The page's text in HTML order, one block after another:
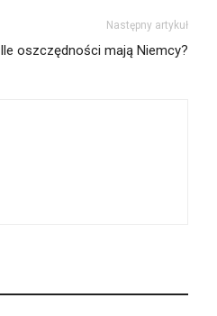
Następny artykuł
Ile oszczędności mają Niemcy?